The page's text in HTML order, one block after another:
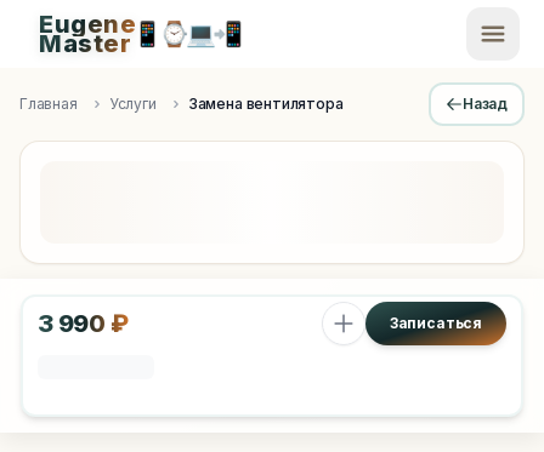
Apple Diagnostics & Engineering Authority in Saint
Eugene
Master📱 ⌚💻📲
Главная Услуги Замена вентилятора Назад
3 990 ₽ Записаться